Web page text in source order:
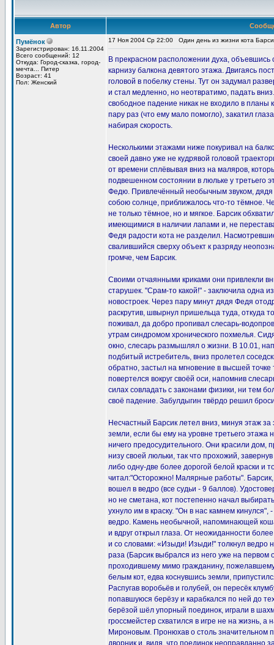
Автор
Пумёнок
Зарегистрирован: 16.11.2004
Всего сообщений: 12
Откуда: Город-сказка, город-
мечта... Питер
Возраст: 41
Пол: Женский
17 Ноя 2004 Ср 22:00 Один день из жизни кота
В прекрасном расположении духа, объевшись
карнизу балкона девятого этажа. Двигаясь
головой в побелку стены. Тут он задумал
и стал медленно, но неотвратимо, падать
свободное падение никак не входило в планы
пару раз (что ему мало помогло), закатил
набирая скорость.
Несколькими этажами ниже покуривал на
своей давно уже не кудрявой головой
от времени сплёвывая вниз на маляров,
подвешенном состоянии в люльке у третьего
Федю. Привлечённый необычным звуком, дядя
собою солнце, приближалось что-то тёмное.
не только тёмное, но и мягкое. Барсик
имеющимися в наличии лапами и, не
Федя радости кота не разделил.
свалившийся сверху объект к разряду
громче, чем Барсик.
Своими отчаянными криками они привлекли
старушек. "Срам-то какой!" - заключила одна
новостроек. Через пару минут дядя Федя
раскрутив, швырнул пришельца туда, откуда
поживал, да добро пропивал слесарь-
утрам синдромом хронического похмелья.
окно, слесарь размышлял о жизни. В 10.01,
подбитый истребитель, вниз пролетел
обратно, застыл на мгновение в высшей
повертелся вокруг своёй оси, напомнив
силах совладать с законами физики, ни тем
своё падение. Забулдыгин твёрдо решил
Несчастный Барсик летел вниз, минуя этаж
земли, если бы ему на уровне третьего
ничего предосудительного. Они красили дом,
низу своей люльки, так что прохожий,
либо одну-две более дорогой белой краски и
читал:"Осторожно! Малярные работы". Барсик,
вошел в ведро (все судьи - 9 баллов).
но не сметана, кот постепенно начал
ухнуло им в краску. "Он в нас камнем
ведро. Камень необычной, напоминающей
и вдруг открыл глаза. От неожиданности
и со словами: «Изыди! Изыди!" толкнул ведро
раза (Барсик выбрался из него уже на первом
проходившему мимо гражданину,
белым кот, едва коснувшись земли,
Распугав воробьёв и голубей, он пересёк
попавшуюся берёзу и карабкался по ней до
берёзой шёл упорный поединок, играли в
гроссмейстер схватился в игре не на жизнь, а
Мироновым. Пронюхав о столь значительном
дворник и, видя, что поединок неоправданно